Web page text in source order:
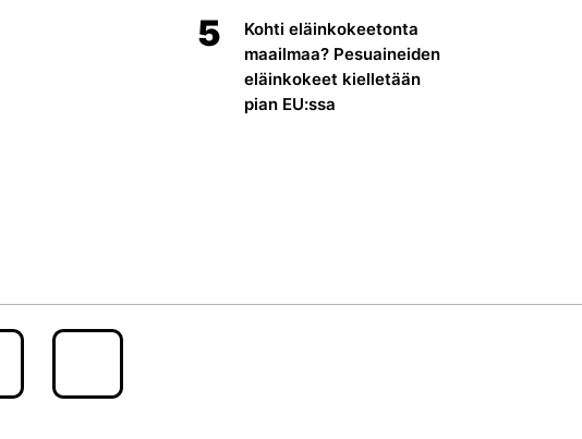
5
Kohti eläinkokeetonta
maailmaa? Pesuaineiden
eläinkokeet kielletään
pian EU:ssa